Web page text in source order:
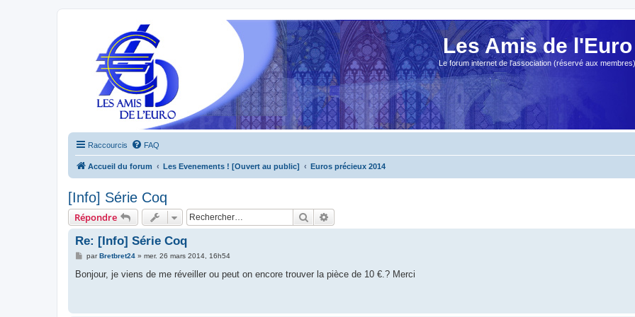
Les Amis de l'Euro
Le forum internet de l'association (réservé aux membres)
Raccourcis FAQ
Accueil du forum Les Evenements ! [Ouvert au public] Euros précieux 2014
[Info] Série Coq
Répondre Rechercher
Re: [Info] Série Coq
M
s
parBretbret24» mer. 26 mars 2014, 16h54
Bonjour, je viens de me réveiller ou peut on encore trouver la pièce de 10 €.? Merci